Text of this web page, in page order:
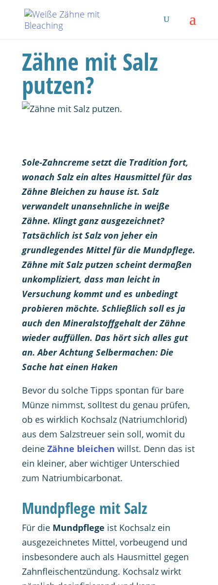
Zähne mit Salz
putzen?
Sole-Zahncreme setzt die Tradition fort,
wonach Salz ein altes Hausmittel für das
Zähne Bleichen zu hause ist. Salz
verwandelt unansehnliche in weiße
Zähne. Klingt ganz ausgezeichnet?
Tatsächlich ist Salz von jeher ein
grundlegendes Mittel für die Mundpflege.
Zähne mit Salz putzen scheint dermaßen
unkompliziert, dass man leicht in
Versuchung kommt und es unbedingt
probieren möchte. Schließlich soll es ja
auch den Mineralstoffgehalt der Zähne
wieder auffüllen. Das hört sich alles gut
an. Aber Achtung Selbermachen: Die
Sache hat einen Haken
Bevor du solche Tipps spontan für bare
Münze nimmst, solltest du genau prüfen,
ob es wirklich Kochsalz (Natriumchlorid)
aus dem Salzstreuer sein soll, womit du
deine Zähne bleichen willst. Denn das ist
ein kleiner, aber wichtiger Unterschied
zum Natriumbicarbonat.
Mundpflege mit Salz
Für die Mundpflege ist Kochsalz ein
ausgezeichnetes Mittel, vorbeugend und
insbesondere auch als Hausmittel gegen
Zahnfleischentzündung. Kochsalz wirkt